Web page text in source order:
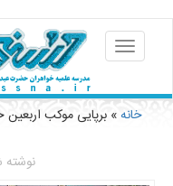
Toggle
navigation
You are خانه» برپایی موکب اربعین